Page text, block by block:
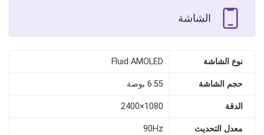
الشاشة
نوع الشاشة Fluid AMOLED
حجم الشاشة 6.55 بوصة
الدقة 1080×2400
معدل التحديث 90Hz